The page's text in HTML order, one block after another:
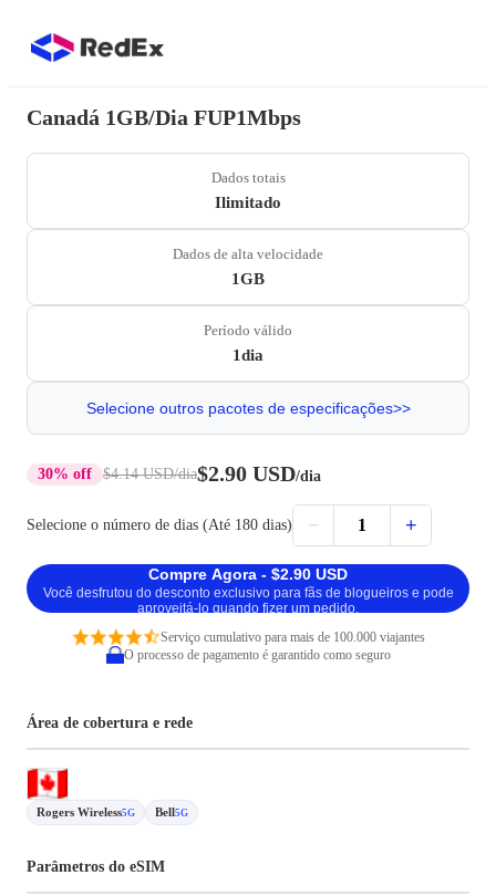
Canadá 1GB/Dia FUP1Mbps
Dados totais
Ilimitado
Dados de alta velocidade
1GB
Período válido
1dia
Selecione outros pacotes de especificações>>
30% off $4.14 USD/dia$2.90 USD/dia
Selecione o número de dias (Até 180 dias) − 1 +
Compre Agora - $2.90 USD
Você desfrutou do desconto exclusivo para fãs de blogueiros e pode
aproveitá-lo quando fizer um pedido.
Serviço cumulativo para mais de 100.000 viajantes
O processo de pagamento é garantido como seguro
Área de cobertura e rede
Rogers Wireless5G Bell5G
Parâmetros do eSIM